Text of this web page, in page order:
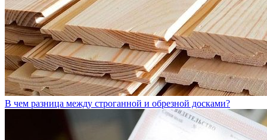
В чем разница между строганной и обрезной досками?